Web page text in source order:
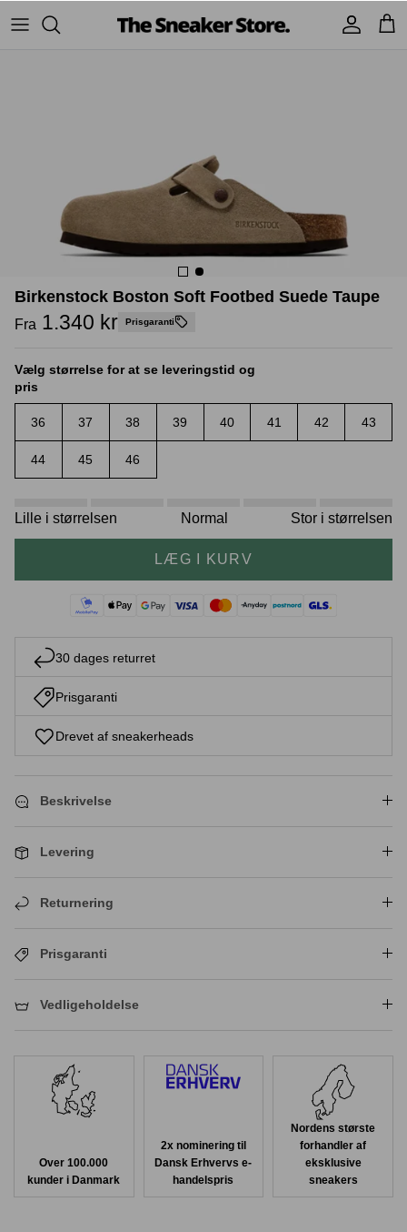
Jordans
Andre brands
TSS Collection
Accessories Sneaker boks
Sneaker rengøring
Birkenstock Boston Soft Footbed Suede Taupe
Fra 1.340 kr Prisgaranti
Vælg størrelse for at se leveringstid og
pris
36 37 38 39 40 41 42 43
44 45 46
Lille i størrelsen Normal Stor i størrelsen
LÆG I KURV
30 dages returret
Prisgaranti
Drevet af sneakerheads
Beskrivelse
Levering
Returnering
Prisgaranti
Vedligeholdelse
Over 100.000
kunder i Danmark
2x nominering til
Dansk Erhvervs e-
handelspris
Nordens største
forhandler af
eksklusive
sneakers